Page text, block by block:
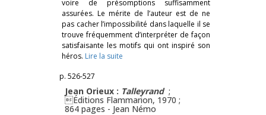
voire de présomptions suffisamment
assurées. Le mérite de l’auteur est de ne
pas cacher l’impossibilité dans laquelle il se
trouve fréquemment d’interpréter de façon
satisfaisante les motifs qui ont inspiré son
héros. Lire la suite
p. 526-527
Jean Orieux : Talleyrand ;
Éditions Flammarion, 1970 ;
864 pages - Jean Némo